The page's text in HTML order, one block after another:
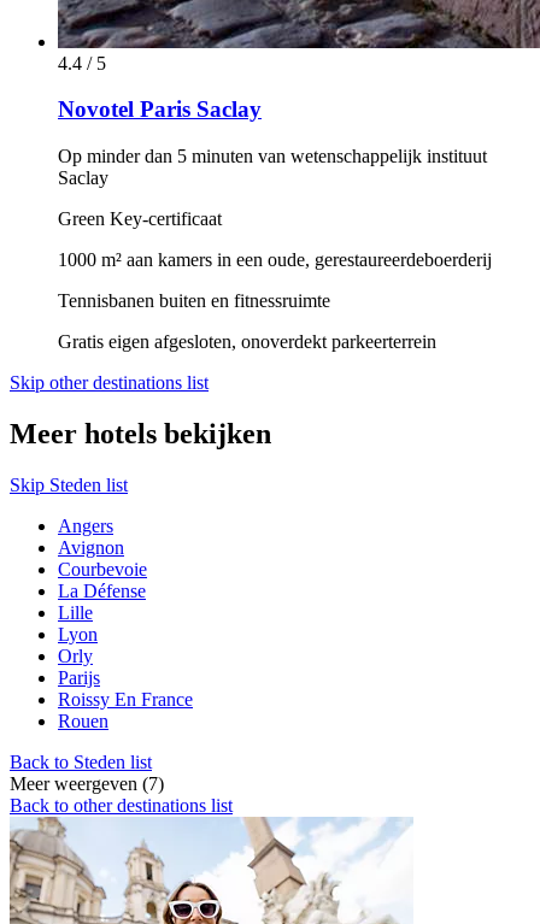
4.4 / 5
Novotel Paris Saclay
Op minder dan 5 minuten van wetenschappelijk instituut
Saclay
Green Key-certificaat
1000 m² aan kamers in een oude, gerestaureerdeboerderij
Tennisbanen buiten en fitnessruimte
Gratis eigen afgesloten, onoverdekt parkeerterrein
Skip other destinations list
Meer hotels bekijken
Skip Steden list
Angers
Avignon
Courbevoie
La Défense
Lille
Lyon
Orly
Parijs
Roissy En France
Rouen
Back to Steden list
Meer weergeven (7)
Back to other destinations list